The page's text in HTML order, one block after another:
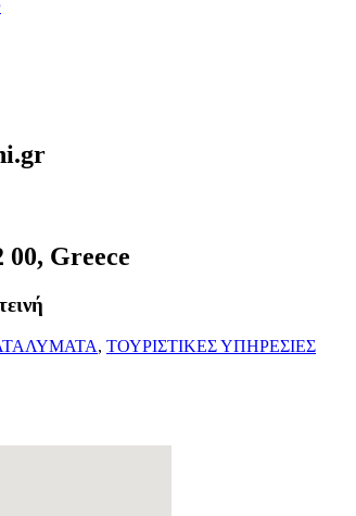
00, Greece
, ΤΟΥΡΙΣΤΙΚΕΣ ΥΠΗΡΕΣΙΕΣ